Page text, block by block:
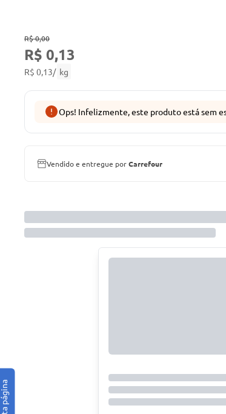
R$ 0,00
R$ 0,13
R$ 0,13/ kg
Ops! Infelizmente, este produto está sem
Vendido e entregue porCarrefour